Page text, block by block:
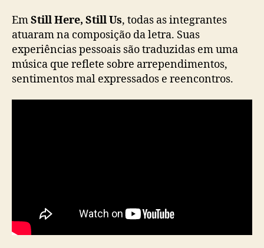
o
r
n
a
c
e
EmStill Here, Still Us, todas as integrantes
atuaram na composição da letra. Suas
experiências pessoais são traduzidas em uma
música que reflete sobre arrependimentos,
sentimentos mal expressados e reencontros.